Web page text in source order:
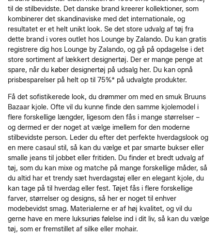
til de stilbevidste. Det danske brand kreerer kollektioner, som
kombinerer det skandinaviske med det internationale, og
resultatet er et helt unikt look. Se det store udvalg af tøj fra
dette brand i vores outlet hos Lounge by Zalando. Du kan gratis
registrere dig hos Lounge by Zalando, og gå på opdagelse i det
store sortiment af lækkert designertøj. Der er mange penge at
spare, når du køber designertøj på udsalg her. Du kan opnå
prisbesparelser på helt op til 75%* på udvalgte produkter.
Få det sofistikerede look, du drømmer om med en smuk Bruuns
Bazaar kjole. Ofte vil du kunne finde den samme kjolemodel i
flere forskellige længder, ligesom den fås i mange størrelser –
og dermed er der noget at vælge imellem for den moderne
stilbevidste person. Leder du efter det perfekte hverdagslook og
en mere casaul stil, så kan du vælge et par smarte bukser eller
smalle jeans til jobbet eller fritiden. Du finder et bredt udvalg af
tøj, som du kan mixe og matche på mange forskellige måder, så
du altid har et trendy sæt hverdagstøj eller en elegant kjole, du
kan tage på til hverdag eller fest. Tøjet fås i flere forskellige
farver, størrelser og designs, så her er noget til enhver
modebevidst smag. Materialerne er af høj kvalitet, og vil du
gerne have en mere luksuriøs følelse ind i dit liv, så kan du vælge
tøj, som er fremstillet af silke eller mohair.